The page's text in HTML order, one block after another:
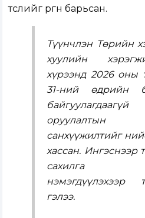
төслийг өргөн барьсан.
Түүнчлэн Төрийн
хуулийн
хүрээнд 2026 оны
31-ний өдрийн
оруулалтын
санхүүжилтийг
хассан. Ингэснээр
сахилга
нэмэгдүүлэхээр
гэлээ.